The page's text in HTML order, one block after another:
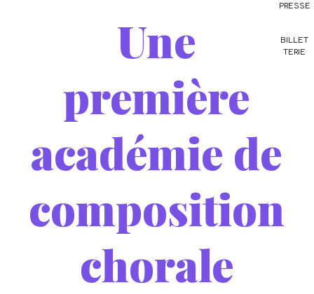
PRESSE
BILLET
TERIE
Une
première
académie de
composition
chorale